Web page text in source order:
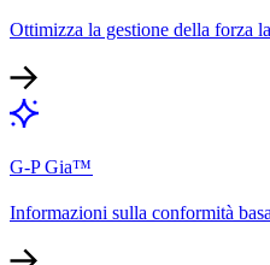
Ottimizza la gestione della forza
G-P Gia™​​
Informazioni sulla conformità